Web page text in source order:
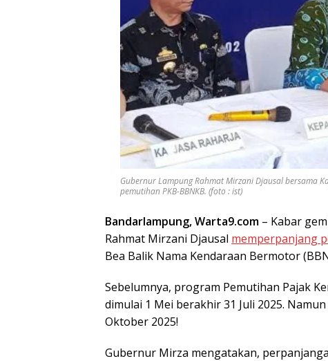
Gubernur Lampung Rahmat Mirzani Djausal bersama
pemutihan PKB-BBNKB. (foto : ist)
Bandarlampung, Warta9.com – Kabar
Rahmat Mirzani Djausal memperpanjang
Bea Balik Nama Kendaraan Bermotor
Sebelumnya, program Pemutihan Pajak
dimulai 1 Mei berakhir 31 Juli 2025.
Oktober 2025!
Gubernur Mirza mengatakan,